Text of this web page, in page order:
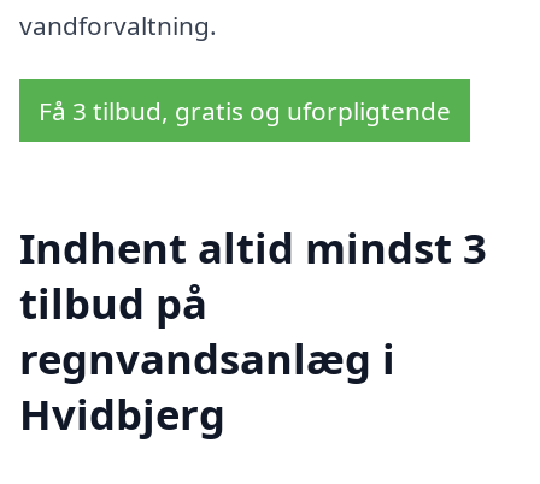
vandforvaltning.
Få 3 tilbud, gratis og uforpligtende
Indhent altid mindst 3
tilbud på
regnvandsanlæg i
Hvidbjerg